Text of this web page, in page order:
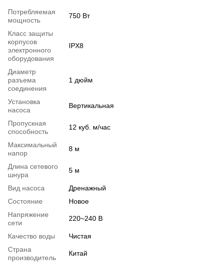
Потребляемая
мощность
750 Вт
Класс защиты
корпусов
электронного
оборудования
IPX8
Диаметр
разъема
соединения
1 дюйм
Установка
насоса
Вертикальная
Пропускная
способность
12 куб. м/час
Максимальный
напор
8 м
Длина сетевого
шнура
5 м
Вид насоса
Дренажный
Состояние
Новое
Напряжение
сети
220~240 В
Качество воды
Чистая
Страна
производитель
Китай